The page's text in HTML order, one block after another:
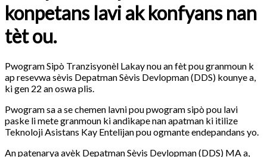
konpetans lavi ak konfyans nan
tèt ou.
Pwogram Sipò Tranzisyonèl Lakay nou an fèt pou granmoun k
ap resevwa sèvis Depatman Sèvis Devlopman (DDS) kounye a,
ki gen 22 an oswa plis.
Pwogram sa a se chemen lavni pou pwogram sipò pou lavi
paske li mete granmoun ki andikape nan apatman ki itilize
Teknoloji Asistans Kay Entelijan pou ogmante endepandans yo.
An patenarya avèk Depatman Sèvis Devlopman (DDS) MA a,